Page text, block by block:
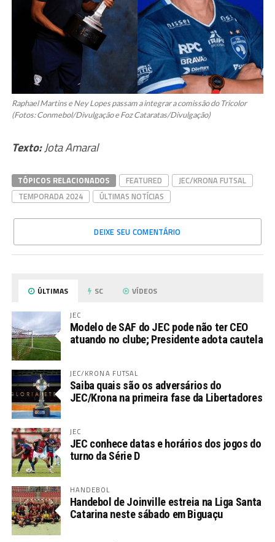
Raphael Martins e Ney Lopes passam a integrar a comissão do Tricolor
(Fotos: Conmebol/Divulgação e Foz Cataratas/Divulgação)
Texto:Jota Amaral
TÓPICOS RELACIONADOS FEATURED
JEC/KRONA FUTSAL
TEMPORADA 2024
ÚLTIMAS NOTÍCIAS
DEIXE SEU COMENTÁRIO
ÚLTIMAS SC VÍDEOS
JEC
Modelo de SAF do JEC pode não ter CEO
atuando no clube; Presidente adota cautela
JEC/KRONA FUTSAL
Saiba quais são os adversários do
JEC/Krona na primeira fase da Libertadores
JEC
JEC conhece datas e horários dos jogos do
turno da Série D
HANDEBOL
Handebol de Joinville estreia na Liga Santa
Catarina neste sábado em Biguaçu